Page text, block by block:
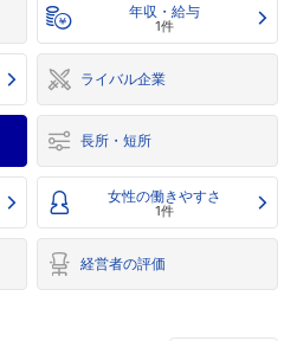
年収・給与
1件
ライバル企業
長所・短所
女性の働きやすさ
1件
経営者の評価